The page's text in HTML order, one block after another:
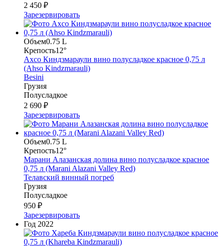
2 450 ₽
Зарезервировать
Объем0.75 L
Крепость12°
Ахсо Киндзмараули вино полусладкое красное 0,75 л
(Ahso Kindzmarauli)
Besini
Грузия
Полусладкое
2 690 ₽
Зарезервировать
Объем0.75 L
Крепость12°
Марани Алазанская долина вино полусладкое красное
0,75 л (Marani Alazani Valley Red)
Телавский винный погреб
Грузия
Полусладкое
950 ₽
Зарезервировать
Год 2022